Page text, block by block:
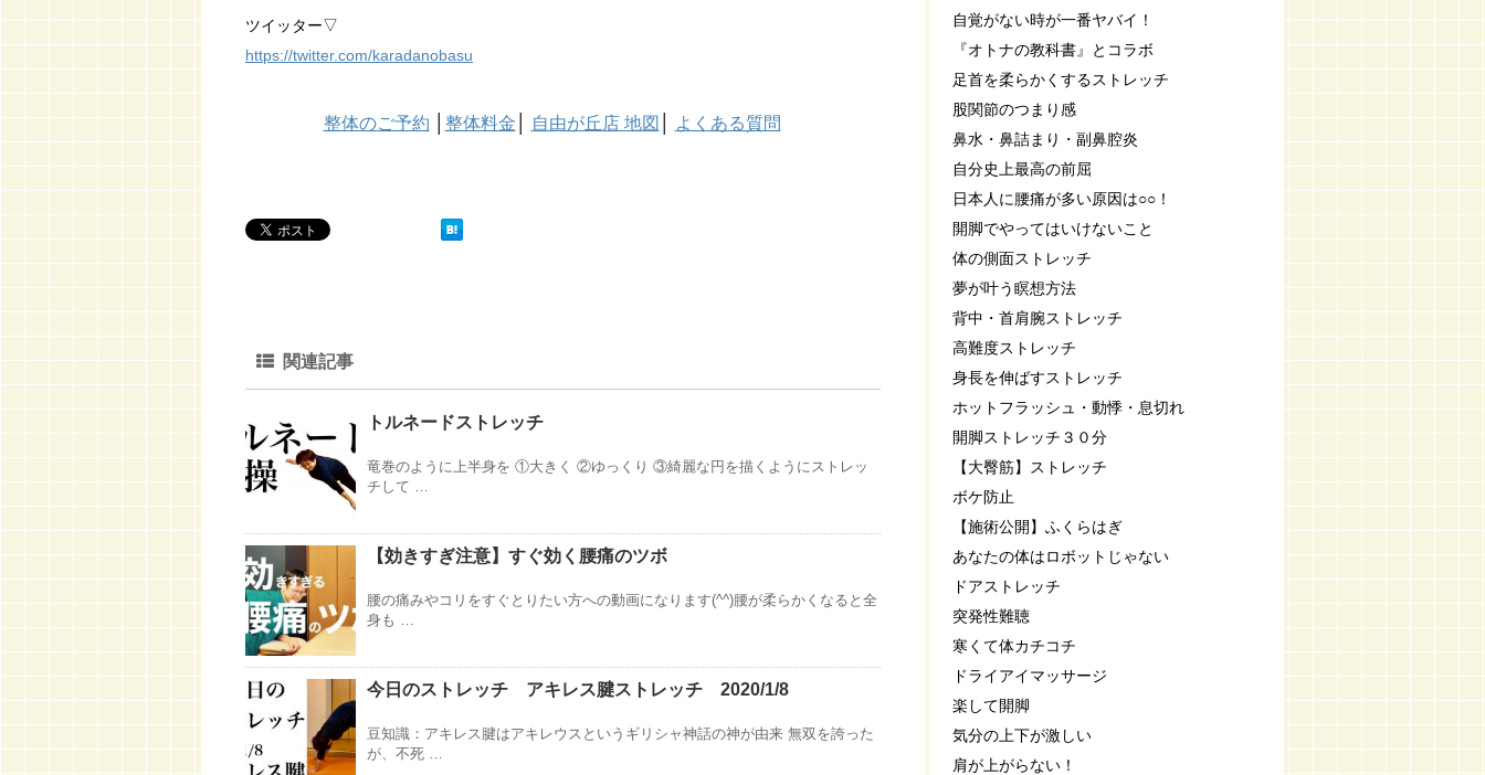
ツイッター▽
https://twitter.com/karadanobasu
整体のご予約 整体料金 自由が丘店 地図 よくある質問
関連記事
トルネードストレッチ
竜巻のように上半身を ①大きく ②ゆっくり ③綺麗な円を描くようにストレッ
チして …
【効きすぎ注意】すぐ効く腰痛のツボ
腰の痛みやコリをすぐとりたい方への動画になります(^^)腰が柔らかくなると全
身も …
今日のストレッチ アキレス腱ストレッチ 2020/1/8
豆知識：アキレス腱はアキレウスというギリシャ神話の神が由来 無双を誇った
が、不死 …
自覚がない時が一番ヤバイ！
『オトナの教科書』とコラボ
足首を柔らかくするストレッチ
股関節のつまり感
鼻水・鼻詰まり・副鼻腔炎
自分史上最高の前屈
日本人に腰痛が多い原因は○○！
開脚でやってはいけないこと
体の側面ストレッチ
夢が叶う瞑想方法
背中・首肩腕ストレッチ
高難度ストレッチ
身長を伸ばすストレッチ
ホットフラッシュ・動悸・息切れ
開脚ストレッチ３０分
【大臀筋】ストレッチ
ボケ防止
【施術公開】ふくらはぎ
あなたの体はロボットじゃない
ドアストレッチ
突発性難聴
寒くて体カチコチ
ドライアイマッサージ
楽して開脚
気分の上下が激しい
肩が上がらない！